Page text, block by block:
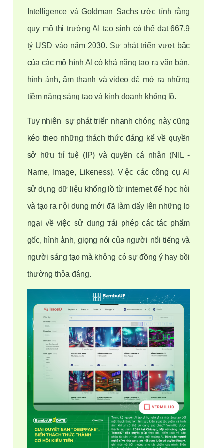
Intelligence và Goldman Sachs ước tính rằng
quy mô thị trường AI tạo sinh có thể đạt 667.9
tỷ USD vào năm 2030. Sự phát triển vượt bậc
của các mô hình AI có khả năng tạo ra văn bản,
hình ảnh, âm thanh và video đã mở ra những
tiềm năng sáng tạo và kinh doanh khổng lồ.
Tuy nhiên, sự phát triển nhanh chóng này cũng
kéo theo những thách thức đáng kể về quyền
sở hữu trí tuệ (IP) và quyền cá nhân (NIL -
Name, Image, Likeness). Việc các công cụ AI
sử dụng dữ liệu khổng lồ từ internet để học hỏi
và tạo ra nội dung mới đã làm dấy lên những lo
ngại về việc sử dụng trái phép các tác phẩm
gốc, hình ảnh, giọng nói của người nổi tiếng và
người sáng tạo mà không có sự đồng ý hay bồi
thường thỏa đáng.